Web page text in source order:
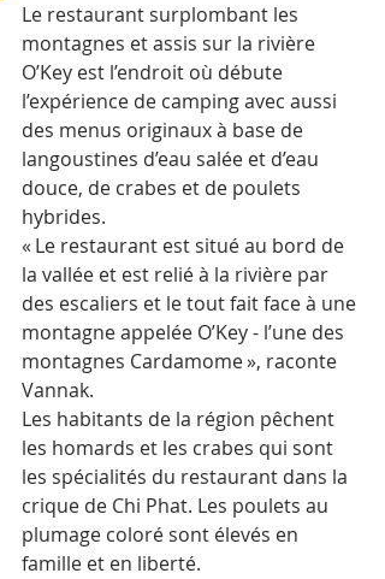
Le restaurant surplombant les
montagnes et assis sur la rivière
O’Key est l’endroit où débute
l’expérience de camping avec aussi
des menus originaux à base de
langoustines d’eau salée et d’eau
douce, de crabes et de poulets
hybrides.
« Le restaurant est situé au bord de
la vallée et est relié à la rivière par
des escaliers et le tout fait face à une
montagne appelée O’Key - l’une des
montagnes Cardamome », raconte
Vannak.
Les habitants de la région pêchent
les homards et les crabes qui sont
les spécialités du restaurant dans la
crique de Chi Phat. Les poulets au
plumage coloré sont élevés en
famille et en liberté.